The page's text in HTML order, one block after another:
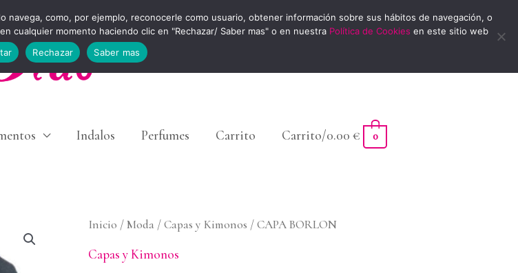
Indalos Perfumes Carrito Carrito/0.00€ 0
Inicio /Moda /Capas y Kimonos / CAPA BORLON
Capas y Kimonos
CAPA
BORLON
navega, como, por ejemplo, reconocerle como usuario, obtener información sobre sus hábitos de navegación, o
cualquier momento haciendo clic en "Rechazar/ Saber mas" o en nuestra Política de Cookies en este sitio web
Rechazar Saber mas